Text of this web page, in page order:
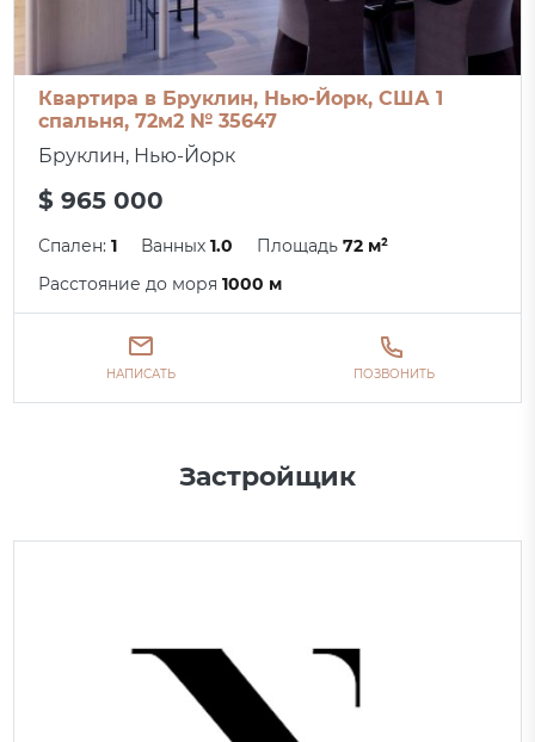
Квартира в Бруклин, Нью-Йорк, США 1
спальня, 72м2 № 35647
Бруклин, Нью-Йорк
$ 965 000
Спален:1 Ванных1.0 Площадь72 м²
Расстояние до моря1000 м
НАПИСАТЬ ПОЗВОНИТЬ
Застройщик